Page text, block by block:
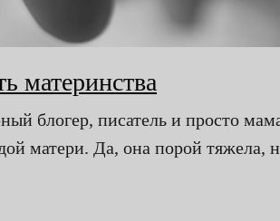
материнства
блогер, писатель и просто
матери. Да, она порой тяжела,